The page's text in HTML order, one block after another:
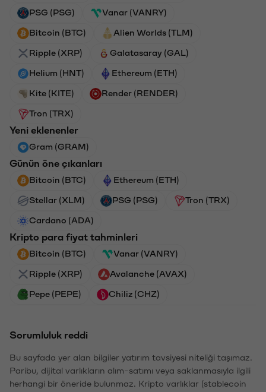
PSG (PSG) Vanar (VANRY)
Bitcoin (BTC) Alien Worlds (TLM)
Ripple (XRP) Galatasaray (GAL)
Helium (HNT) Ethereum (ETH)
Kite (KITE) Render (RENDER)
Tron (TRX)
Yeni eklenenler
Gram (GRAM)
Günün öne çıkanları
Bitcoin (BTC) Ethereum (ETH)
Stellar (XLM) PSG (PSG) Tron (TRX)
Cardano (ADA)
Kripto para fiyat tahminleri
Bitcoin (BTC) Vanar (VANRY)
Ripple (XRP) Avalanche (AVAX)
Pepe (PEPE) Chiliz (CHZ)
Sorumluluk reddi
Bu sayfada yer alan bilgiler yatırım tavsiyesi niteliği taşımaz.
Paribu, dijital varlıkların alım-satımı veya saklanmasıyla ilgili
herhangi bir öneride bulunmaz. Kripto varlıklar (stablecoin